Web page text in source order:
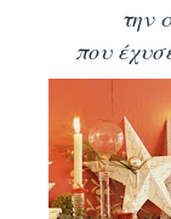
την
που